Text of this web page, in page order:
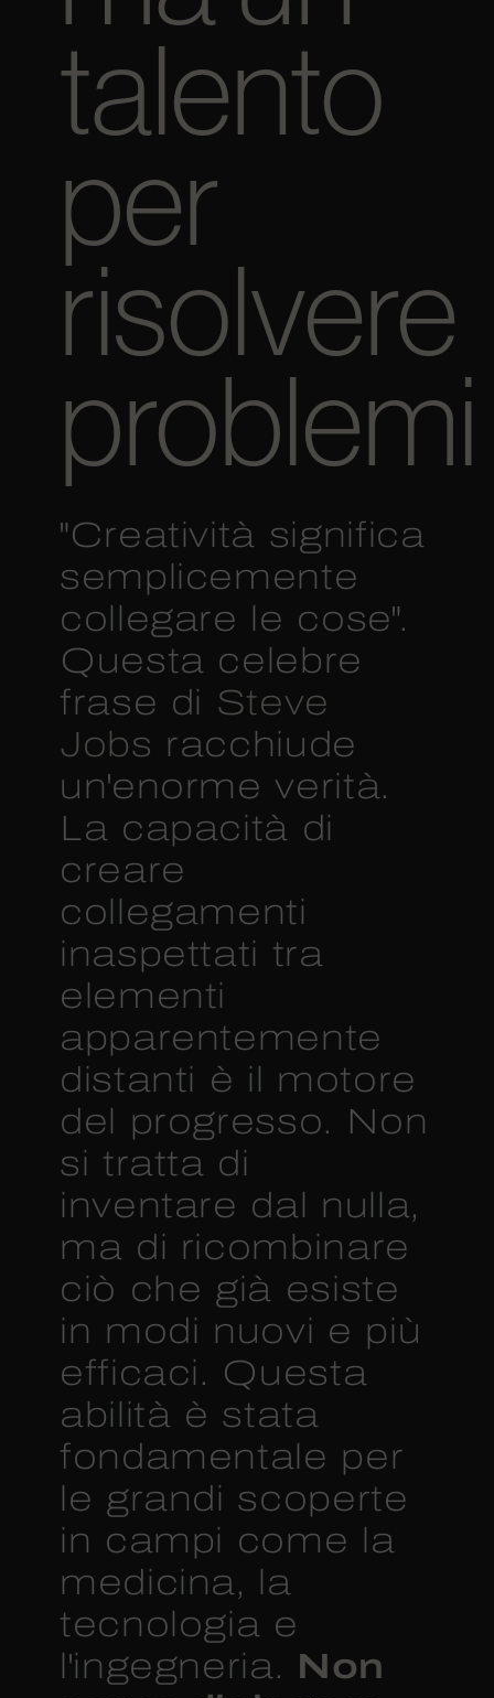
talento
per
risolvere
problemi
"Creatività significa
semplicemente
collegare le cose".
Questa celebre
frase di Steve
Jobs racchiude
un'enorme verità.
La capacità di
creare
collegamenti
inaspettati tra
elementi
apparentemente
distanti è il motore
del progresso. Non
si tratta di
inventare dal nulla,
ma di ricombinare
ciò che già esiste
in modi nuovi e più
efficaci. Questa
abilità è stata
fondamentale per
le grandi scoperte
in campi come la
medicina, la
tecnologia e
l'ingegneria. Non